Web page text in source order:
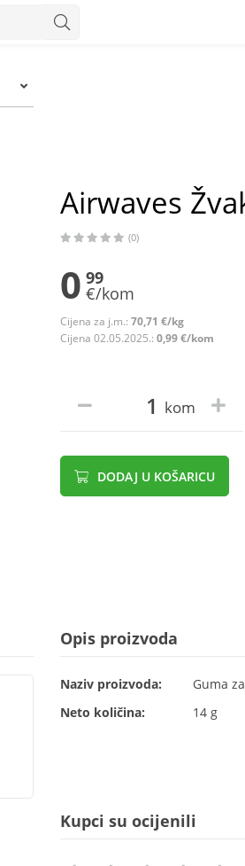
Airwaves
(0)
0 99
€/kom
Cijena za j.m.: 70,71 €/kg
Cijena 02.05.2025.: 0,99 €/kom
kom
DODAJ U KOŠARICU
Opis proizvoda
Naziv proizvoda:
Guma
Neto količina:
14 g
Kupci su ocijenili